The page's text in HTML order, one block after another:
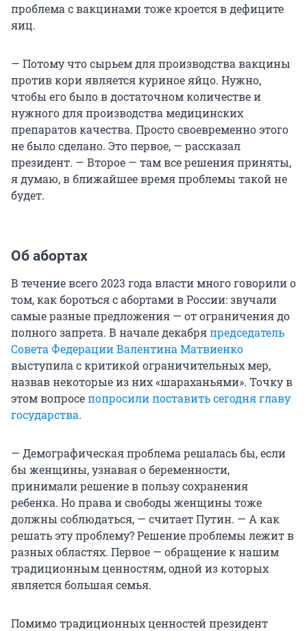
проблема с вакцинами тоже кроется в дефиците
яиц.
— Потому что сырьем для производства вакцины
против кори является куриное яйцо. Нужно,
чтобы его было в достаточном количестве и
нужного для производства медицинских
препаратов качества. Просто своевременно этого
не было сделано. Это первое, — рассказал
президент. — Второе — там все решения приняты,
я думаю, в ближайшее время проблемы такой не
будет.
Об абортах
В течение всего 2023 года власти много говорили о
том, как бороться с абортами в России: звучали
самые разные предложения — от ограничения до
полного запрета. В начале декабряпредседатель
Совета Федерации Валентина Матвиенко
выступила с критикой ограничительных мер,
назвав некоторые из них «шараханьями». Точку в
этом вопросепопросили поставить сегодня главу
государства.
— Демографическая проблема решалась бы, если
бы женщины, узнавая о беременности,
принимали решение в пользу сохранения
ребенка. Но права и свободы женщины тоже
должны соблюдаться, — считает Путин. — А как
решать эту проблему? Решение проблемы лежит в
разных областях. Первое — обращение к нашим
традиционным ценностям, одной из которых
является большая семья.
Помимо традиционных ценностей президент